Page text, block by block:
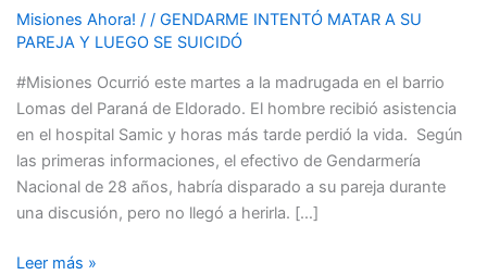
Misiones Ahora! / / GENDARME INTENTÓ MATAR A SU
PAREJA Y LUEGO SE SUICIDÓ
#Misiones Ocurrió este martes a la madrugada en el barrio
Lomas del Paraná de Eldorado. El hombre recibió asistencia
en el hospital Samic y horas más tarde perdió la vida. Según
las primeras informaciones, el efectivo de Gendarmería
Nacional de 28 años, habría disparado a su pareja durante
una discusión, pero no llegó a herirla. […]
SU
PAREJA
LUEGO
SE
SUICIDÓ
Leer más »